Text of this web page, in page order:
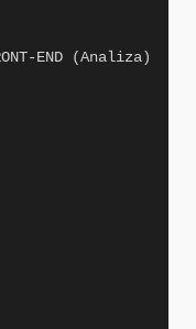
END (Analiza)